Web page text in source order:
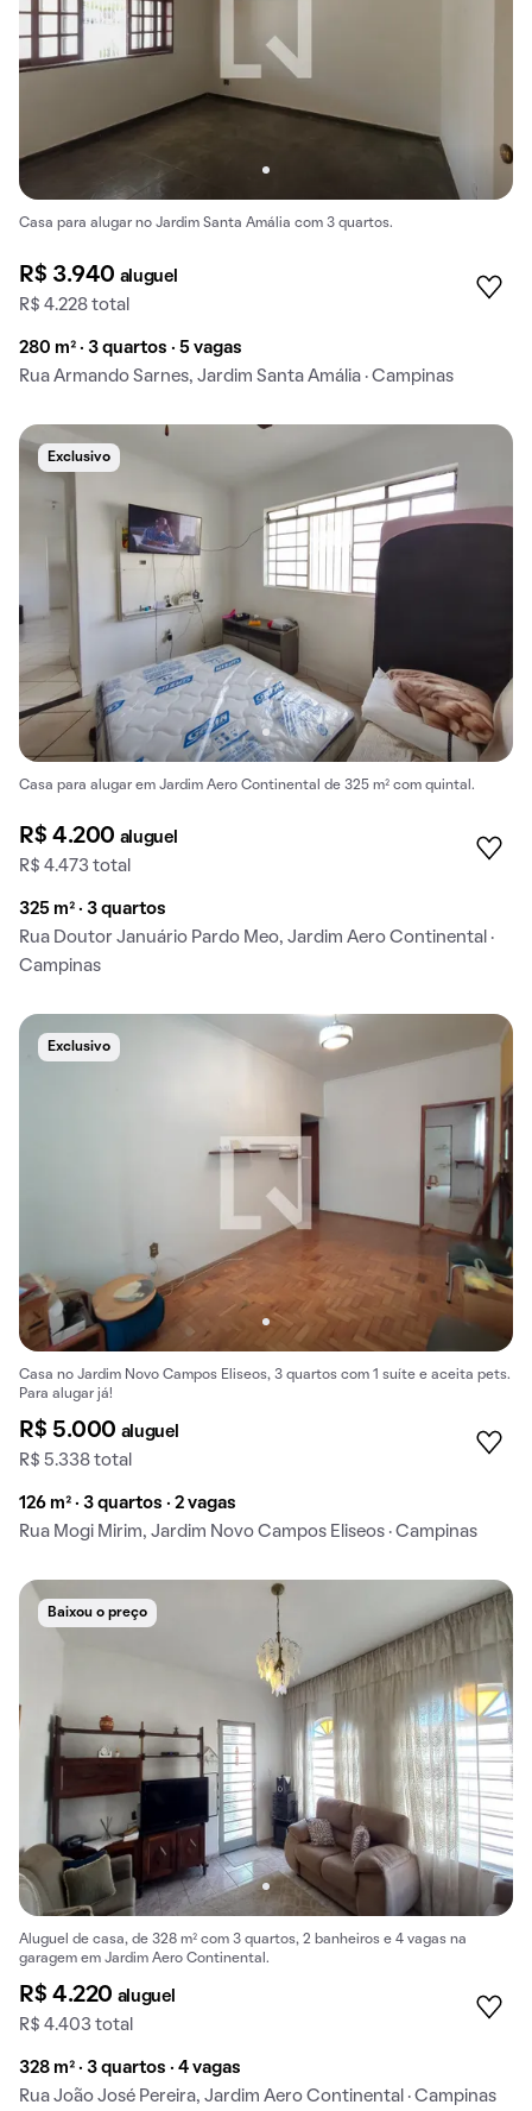
Casa para alugar no Jardim Santa Amália com 3 quartos.
R$ 3.940 aluguel
R$ 4.228 total
280 m² · 3 quartos · 5 vagas
Rua Armando Sarnes, Jardim Santa Amália · Campinas
Exclusivo
Casa para alugar em Jardim Aero Continental de 325 m² com quintal.
R$ 4.200 aluguel
R$ 4.473 total
325 m² · 3 quartos
Rua Doutor Januário Pardo Meo, Jardim Aero Continental ·
Campinas
Exclusivo
Casa no Jardim Novo Campos Eliseos, 3 quartos com 1 suíte e aceita pets.
Para alugar já!
R$ 5.000 aluguel
R$ 5.338 total
126 m² · 3 quartos · 2 vagas
Rua Mogi Mirim, Jardim Novo Campos Eliseos · Campinas
Baixou o preço
Aluguel de casa, de 328 m² com 3 quartos, 2 banheiros e 4 vagas na
garagem em Jardim Aero Continental.
R$ 4.220 aluguel
R$ 4.403 total
328 m² · 3 quartos · 4 vagas
Rua João José Pereira, Jardim Aero Continental · Campinas